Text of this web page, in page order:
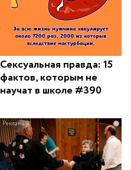
Сексуальная правда: 15
фактов, которым не
научат в школе #390
i